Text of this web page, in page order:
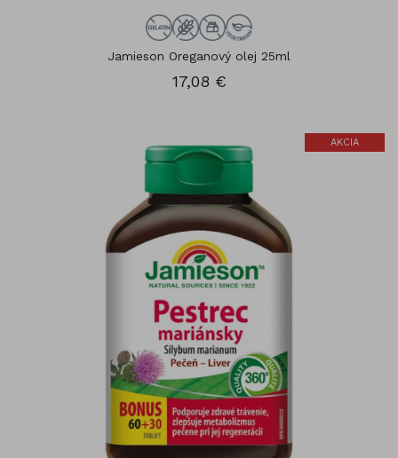
Jamieson Oreganový olej 25ml
17,08 €
AKCIA